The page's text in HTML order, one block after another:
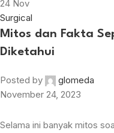
24 Nov
Surgical
Mitos dan Fakta
Diketahui
Posted by
glomeda
November 24, 2023
Selama ini banyak mitos